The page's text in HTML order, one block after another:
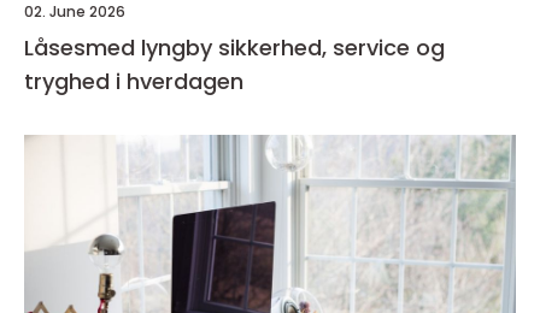
02. June 2026
Låsesmed lyngby sikkerhed, service og
tryghed i hverdagen